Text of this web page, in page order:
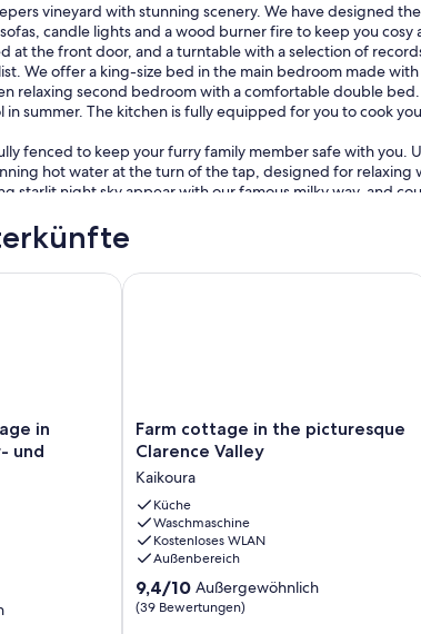
vineyard with stunning scenery. We have designed
candle lights and a wood burner fire to keep you cosy
at the front door, and a turntable with a selection of
We offer a king-size bed in the main bedroom made with
relaxing second bedroom with a comfortable double
summer. The kitchen is fully equipped for you to cook
fenced to keep your furry family member safe with you.
hot water at the turn of the tap, designed for relaxing
starlit night sky appear with our famous milky way, and
beautiful native trees. No need for your dog to be on a
building, and a sensory wine tasting made for fun with
the vineyard and wine grown here on the property.
Blenheim and Kaikoura, and just a 5-minute walk from the
in
und
in Kekerengu mit Meer- und Bergblick
Farm
cottage
the
picturesque
Clarence
Valley
Kaikoura
Farm cottage in the picturesque
Clarence Valley
Kaikoura
Küche
Waschmaschine
Kostenloses WLAN
Außenbereich
9.4
von
9,4/10 Außergewöhnlich
(39 Bewertungen)
Farm cottage in the picturesque